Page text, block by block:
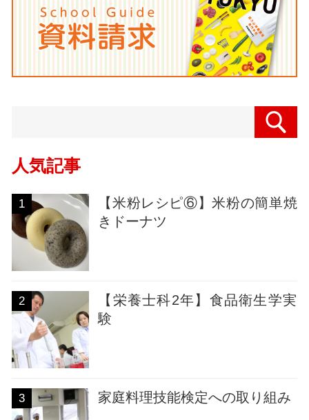
人気記事
1
【米粉レシピ⑥】米粉の簡単焼
きドーナツ
2
【栄養士科2年】食品衛生学実
験
3 家庭料理技能検定への取り組み